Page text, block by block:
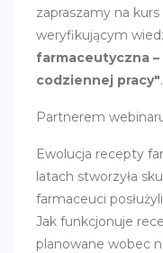
zapraszamy na
weryfikującym
farmaceutyczna
codziennej pracy".
Partnerem
Ewolucja recepty
latach stworzyła
farmaceuci
Jak funkcjonuje
planowane wobec